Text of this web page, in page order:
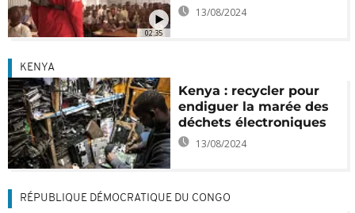
02:35
13/08/2024
KENYA
Kenya : recycler pour
endiguer la marée des
déchets électroniques
13/08/2024
RÉPUBLIQUE DÉMOCRATIQUE DU CONGO